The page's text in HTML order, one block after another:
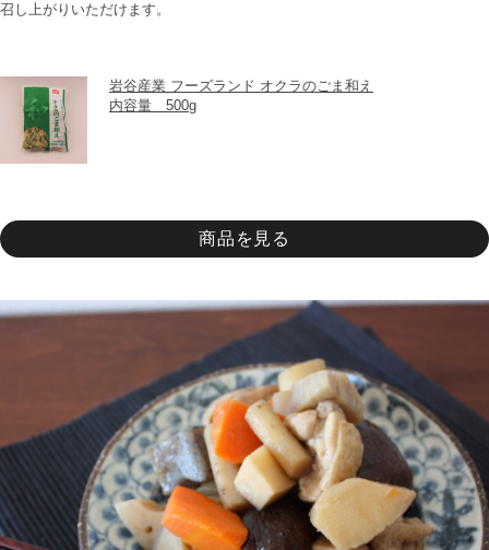
召し上がりいただけます。
岩谷産業 フーズランド オクラのごま和え
内容量　500g
商品を見る